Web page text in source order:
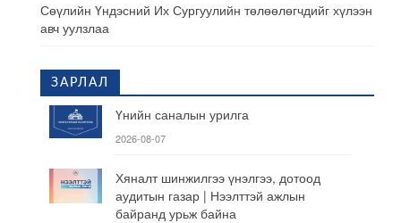
Сөүлийн Үндэсний Их Сургуулийн төлөөлөгчдийг хүлээн
авч уулзлаа
ЗАРЛАЛ
Үнийн саналын урилга
2026-08-07
Хяналт шинжилгээ үнэлгээ, дотоод
аудитын газар | Нээлттэй ажлын
байранд урьж байна